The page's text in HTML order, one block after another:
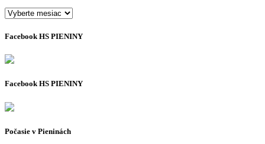
Archív
Facebook HS PIENINY
Facebook HS PIENINY
Počasie v Pieninách